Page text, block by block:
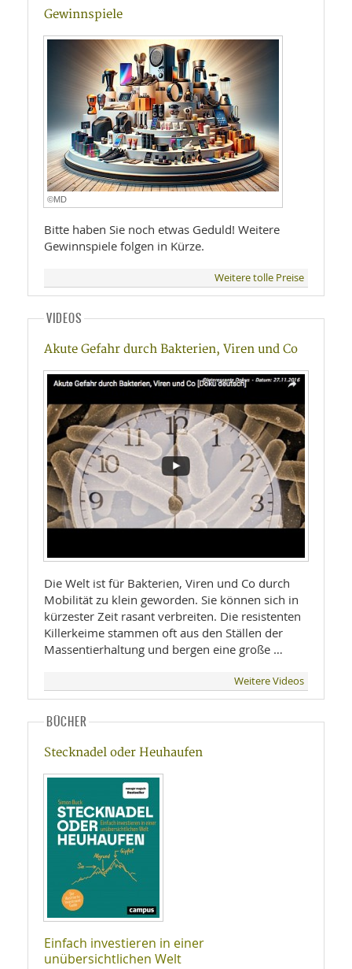
Gewinnspiele
©MD
Bitte haben Sie noch etwas Geduld! Weitere
Gewinnspiele folgen in Kürze.
Weitere tolle Preise
VIDEOS
Akute Gefahr durch Bakterien, Viren und Co
Die Welt ist für Bakterien, Viren und Co durch
Mobilität zu klein geworden. Sie können sich in
kürzester Zeit rasant verbreiten. Die resistenten
Killerkeime stammen oft aus den Ställen der
Massentierhaltung und bergen eine große …
Weitere Videos
BÜCHER
Stecknadel oder Heuhaufen
Einfach investieren in einer
unübersichtlichen Welt